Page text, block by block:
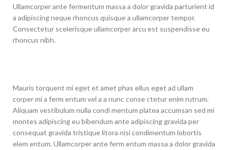
Ullamcorper ante fermentum massa a dolor gravida parturient id
a adipiscing neque rhoncus quisque a ullamcorper tempor.
Consectetur scelerisque ullamcorper arcu est suspendisse eu
rhoncus nibh.
Mauris torquent mi eget et amet phas ellus eget ad ullam
corper mi a ferm entum vel a a nunc conse ctetur enim rutrum.
Aliquam vestibulum nulla condi mentum platea accumsan sed mi
montes adipiscing eu bibendum ante adipiscing gravida per
consequat gravida tristique litora nisi condimentum lobortis
elem entum. Ullamcorper ante ferm entum massa a dolor gravida